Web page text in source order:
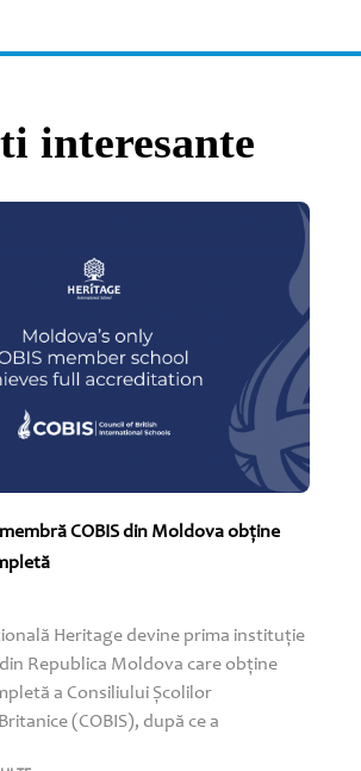
interesante
COBIS din Moldova obține
Heritage devine prima instituție
Republica Moldova care obține
a Consiliului Școlilor
(COBIS), după ce a